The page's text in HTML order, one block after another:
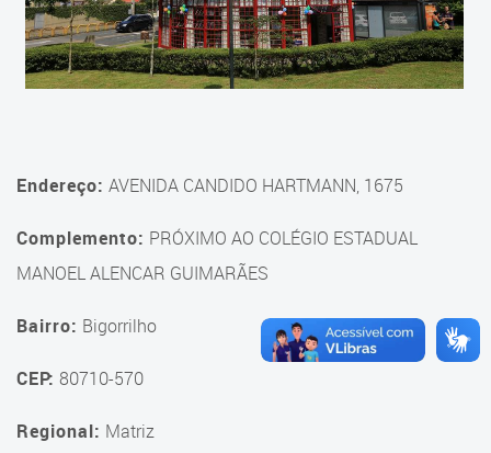
Fale Conosco
Endereço: AVENIDA CANDIDO HARTMANN, 1675
Complemento: PRÓXIMO AO COLÉGIO ESTADUAL
MANOEL ALENCAR GUIMARÃES
Bairro: Bigorrilho
CEP: 80710-570
Regional: Matriz